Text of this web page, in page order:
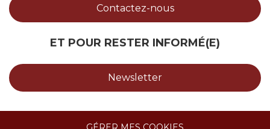
Contactez-nous
ET POUR RESTER INFORMÉ(E)
Newsletter